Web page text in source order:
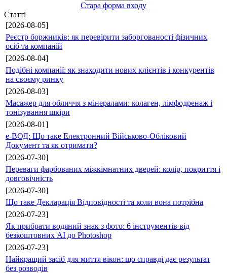
Стара форма входу
Статті
[2026-08-05]
Реєстр боржників: як перевірити заборгованості фізичних
осіб та компаній
[2026-08-04]
Подібні компанії: як знаходити нових клієнтів і конкурентів
на своєму ринку
[2026-08-03]
Масажер для обличчя з мінералами: колаген, лімфодренаж і
тонізування шкіри
[2026-08-01]
е-ВОД: Що таке Електронний Військово-Обліковий
Документ та як отримати?
[2026-07-30]
Переваги фарбованих міжкімнатних дверей: колір, покриття і
довговічність
[2026-07-30]
Що таке Декларація Відповідності та коли вона потрібна
[2026-07-23]
Як прибрати водяний знак з фото: 6 інструментів від
безкоштовних AI до Photoshop
[2026-07-23]
Найкращий засіб для миття вікон: що справді дає результат
без розводів